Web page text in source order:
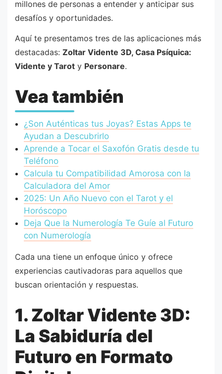
millones de personas a entender y anticipar sus
desafíos y oportunidades.
Aquí te presentamos tres de las aplicaciones más
destacadas: Zoltar Vidente 3D, Casa Psíquica:
Vidente y Tarot y Personare.
Vea también
¿Son Auténticas tus Joyas? Estas Apps te
Ayudan a Descubrirlo
Aprende a Tocar el Saxofón Gratis desde tu
Teléfono
Calcula tu Compatibilidad Amorosa con la
Calculadora del Amor
2025: Un Año Nuevo con el Tarot y el
Horóscopo
Deja Que la Numerología Te Guíe al Futuro
con Numerología
Cada una tiene un enfoque único y ofrece
experiencias cautivadoras para aquellos que
buscan orientación y respuestas.
1. Zoltar Vidente 3D:
La Sabiduría del
Futuro en Formato